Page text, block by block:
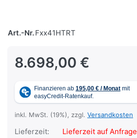
Art.-Nr.Fxx41HTRT
8.698,00 €
inkl. MwSt. (19%), zzgl. Versandkosten
Lieferzeit: Lieferzeit auf Anfrage